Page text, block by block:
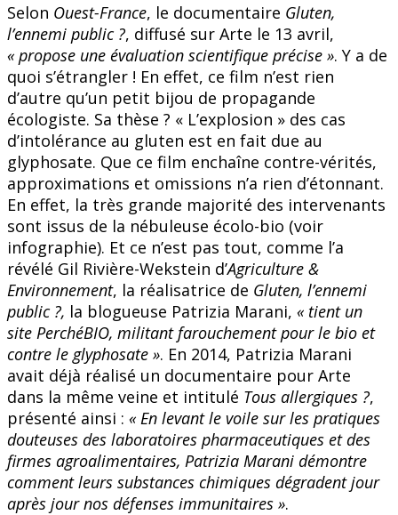
propagande
écologiste
labellisée
«
enquête
journalistique
»
Selon Ouest-France, le documentaire Gluten,
l’ennemi public ?, diffusé sur Arte le 13 avril,
« propose une évaluation scientifique précise ». Y a de
quoi s’étrangler ! En effet, ce film n’est rien
d’autre qu’un petit bijou de propagande
écologiste. Sa thèse ? « L’explosion » des cas
d’intolérance au gluten est en fait due au
glyphosate. Que ce film enchaîne contre-vérités,
approximations et omissions n’a rien d’étonnant.
En effet, la très grande majorité des intervenants
sont issus de la nébuleuse écolo-bio (voir
infographie). Et ce n’est pas tout, comme l’a
révélé Gil Rivière-Wekstein d’Agriculture &
Environnement, la réalisatrice de Gluten, l’ennemi
public ?, la blogueuse Patrizia Marani, « tient un
site PerchéBIO, militant farouchement pour le bio et
contre le glyphosate ». En 2014, Patrizia Marani
avait déjà réalisé un documentaire pour Arte
dans la même veine et intitulé Tous allergiques ?,
présenté ainsi : « En levant le voile sur les pratiques
douteuses des laboratoires pharmaceutiques et des
firmes agroalimentaires, Patrizia Marani démontre
comment leurs substances chimiques dégradent jour
après jour nos défenses immunitaires ».